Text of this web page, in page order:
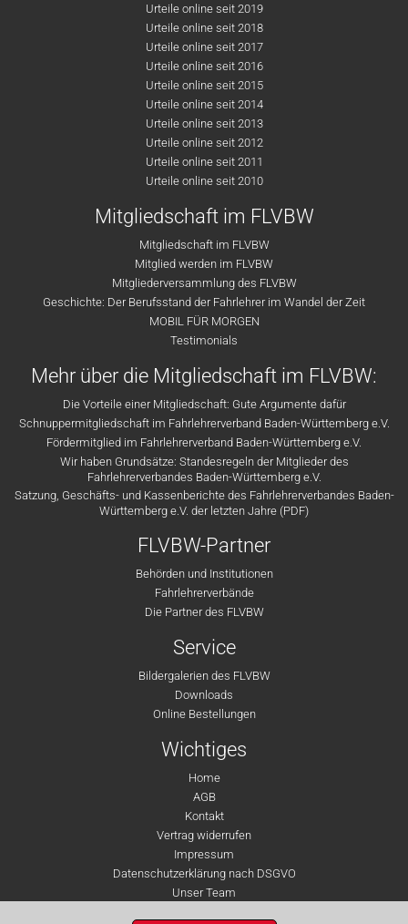
Urteile online seit 2019
Urteile online seit 2018
Urteile online seit 2017
Urteile online seit 2016
Urteile online seit 2015
Urteile online seit 2014
Urteile online seit 2013
Urteile online seit 2012
Urteile online seit 2011
Urteile online seit 2010
Mitgliedschaft im FLVBW
Mitgliedschaft im FLVBW
Mitglied werden im FLVBW
Mitgliederversammlung des FLVBW
Geschichte: Der Berufsstand der Fahrlehrer im Wandel der Zeit
MOBIL FÜR MORGEN
Testimonials
Mehr über die Mitgliedschaft im FLVBW:
Die Vorteile einer Mitgliedschaft: Gute Argumente dafür
Schnuppermitgliedschaft im Fahrlehrerverband Baden-Württemberg e.V.
Fördermitglied im Fahrlehrerverband Baden-Württemberg e.V.
Wir haben Grundsätze: Standesregeln der Mitglieder des
Fahrlehrerverbandes Baden-Württemberg e.V.
Satzung, Geschäfts- und Kassenberichte des Fahrlehrerverbandes Baden-
Württemberg e.V. der letzten Jahre (PDF)
FLVBW-Partner
Behörden und Institutionen
Fahrlehrerverbände
Die Partner des FLVBW
Service
Bildergalerien des FLVBW
Downloads
Online Bestellungen
Wichtiges
Home
AGB
Kontakt
Vertrag widerrufen
Impressum
Datenschutzerklärung nach DSGVO
Unser Team